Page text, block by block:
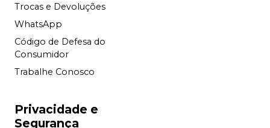
Trocas e Devoluções
WhatsApp
Código de Defesa do
Consumidor
Trabalhe Conosco
Privacidade e
Segurança